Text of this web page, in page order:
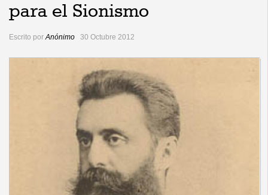
Cartas Abiertas
Literatura
Viñetas
Redacción
Contacto
para el Sionismo
Escrito porAnónimo 30 Octubre 2012